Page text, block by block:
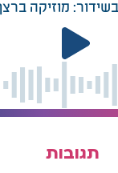
במיוחד לחלבון",
מעט קלוריות
והשומן
לפחמימות,
סיבה להימנע מהן.
מוזיקה
תגובות